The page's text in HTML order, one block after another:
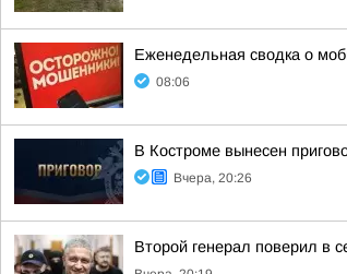
Еженедельная сводка о
08:06
В Костроме вынесен
Вчера, 20:26
Второй генерал поверил в